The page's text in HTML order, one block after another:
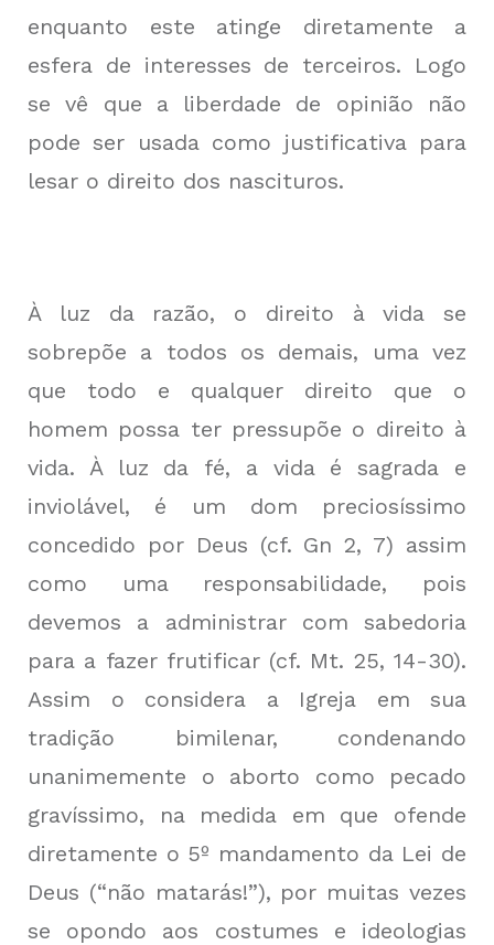
enquanto este atinge diretamente a
esfera de interesses de terceiros. Logo
se vê que a liberdade de opinião não
pode ser usada como justificativa para
lesar o direito dos nascituros.
À luz da razão, o direito à vida se
sobrepõe a todos os demais, uma vez
que todo e qualquer direito que o
homem possa ter pressupõe o direito à
vida. À luz da fé, a vida é sagrada e
inviolável, é um dom preciosíssimo
concedido por Deus (cf. Gn 2, 7) assim
como uma responsabilidade, pois
devemos a administrar com sabedoria
para a fazer frutificar (cf. Mt. 25, 14-30).
Assim o considera a Igreja em sua
tradição bimilenar, condenando
unanimemente o aborto como pecado
gravíssimo, na medida em que ofende
diretamente o 5º mandamento da Lei de
Deus (“não matarás!”), por muitas vezes
se opondo aos costumes e ideologias